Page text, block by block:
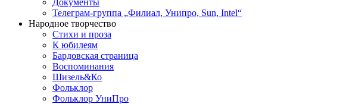
Документы
Телеграм-группа „Филиал, Унипро, Sun, Intel“
Народное творчество
Стихи и проза
К юбилеям
Бардовская страница
Воспоминания
Шизель&Ко
Фольклор
Фольклор УниПро